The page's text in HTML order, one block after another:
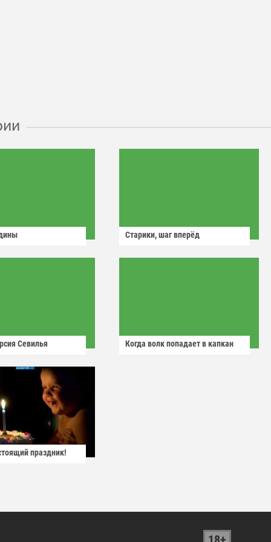
Старики, шаг вперёд
Севилья Когда волк попадает в капкан
праздник!